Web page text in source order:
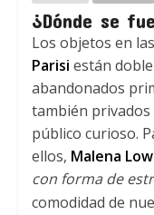
¿Dónde se
Los objetos en
Parisi están
abandonados
también privados
público curioso.
ellos, Malena Low
con forma de
comodidad de